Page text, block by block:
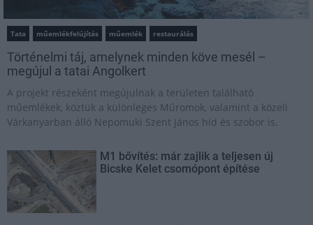
Tata műemlékfelújítás műemlék restaurálás
Történelmi táj, amelynek minden köve mesél –
megújul a tatai Angolkert
A projekt részeként megújulnak a területen található
műemlékek, köztük a különleges Műromok, valamint a közeli
Várkanyarban álló Nepomuki Szent János híd és szobor is.
M1 bővítés: már zajlik a teljesen új
Bicske Kelet csomópont építése